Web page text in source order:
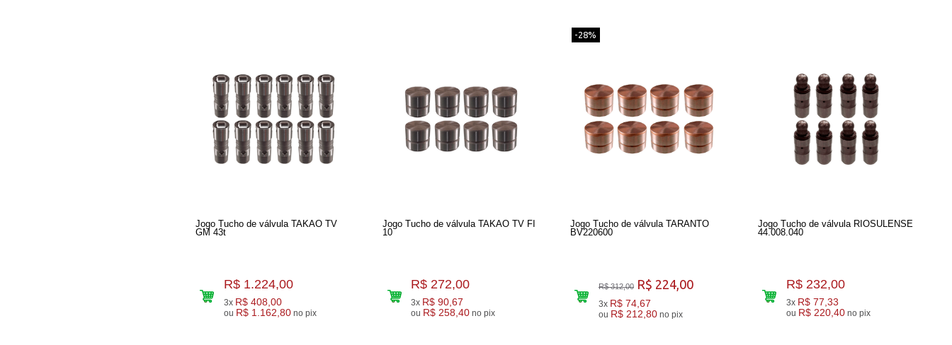
Jogo Tucho de válvula TAKAO TV
GM 43t
R$ 1.224,00
3x R$ 408,00
ou R$ 1.162,80 no pix
Jogo Tucho de válvula TAKAO TV FI
10
R$ 272,00
3x R$ 90,67
ou R$ 258,40 no pix
-28%
Jogo Tucho de válvula TARANTO
BV220600
R$ 312,00 R$ 224,00
3x R$ 74,67
ou R$ 212,80 no pix
Jogo Tucho de válvula RIOSULENSE
44.008.040
R$ 232,00
3x R$ 77,33
ou R$ 220,40 no pix